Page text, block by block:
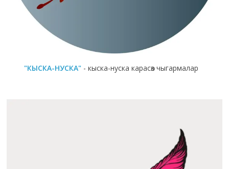
"КЫСКА-НУСКА" - кыска-нуска карасөз чыгармалар